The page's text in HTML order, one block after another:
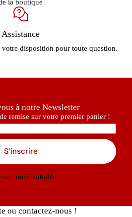
la boutique
Assistance
disposition pour toute question.
à notre Newsletter
remise sur votre premier panier !
S’inscrire
de confidentialité
ou contactez-nous !